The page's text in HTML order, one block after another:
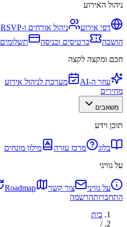
ניהול האירוע
דפי אירוע ניהול אורחים ו-RSVP
הושבה
כרטיסים וכניסה
תשלומים
חכם ומקצה לקצה
עוזר ה-AI
מערכת לניהול אירוע
מחירים
משאבים
תוכן וידע
בלוג מרכז עזרה
מילון מונחים
על גוויני
על גוויני צור קשר Roadmap
התחברותהרשמה
בית
/